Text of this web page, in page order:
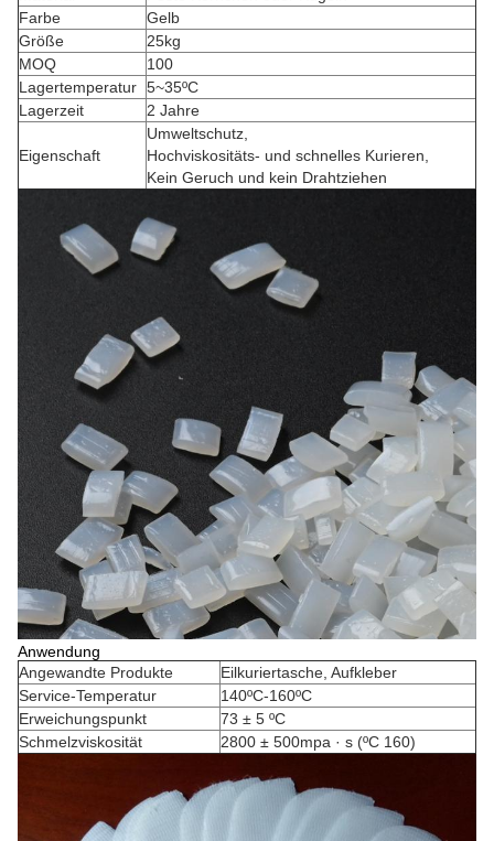
Farbe
Gelb
Größe
25kg
MOQ
100
Lagertemperatur 5~35ºC
Lagerzeit
2 Jahre
Eigenschaft
Umweltschutz,
Hochviskositäts- und schnelles Kurieren,
Kein Geruch und kein Drahtziehen
Anwendung
Angewandte Produkte
Eilkuriertasche, Aufkleber
Service-Temperatur
140ºC-160ºC
Erweichungspunkt
73 ± 5 ºC
Schmelzviskosität
2800 ± 500mpa · s (ºC 160)